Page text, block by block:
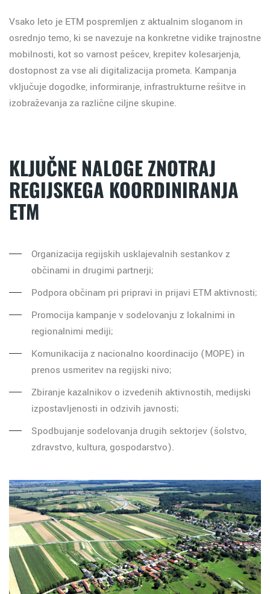
Vsako leto je ETM pospremljen z aktualnim sloganom in
osrednjo temo, ki se navezuje na konkretne vidike trajnostne
mobilnosti, kot so varnost pešcev, krepitev kolesarjenja,
dostopnost za vse ali digitalizacija prometa. Kampanja
vključuje dogodke, informiranje, infrastrukturne rešitve in
izobraževanja za različne ciljne skupine.
KLJUČNE NALOGE ZNOTRAJ
REGIJSKEGA KOORDINIRANJA
ETM
Organizacija regijskih usklajevalnih sestankov z
občinami in drugimi partnerji;
Podpora občinam pri pripravi in prijavi ETM aktivnosti;
Promocija kampanje v sodelovanju z lokalnimi in
regionalnimi mediji;
Komunikacija z nacionalno koordinacijo (MOPE) in
prenos usmeritev na regijski nivo;
Zbiranje kazalnikov o izvedenih aktivnostih, medijski
izpostavljenosti in odzivih javnosti;
Spodbujanje sodelovanja drugih sektorjev (šolstvo,
zdravstvo, kultura, gospodarstvo).